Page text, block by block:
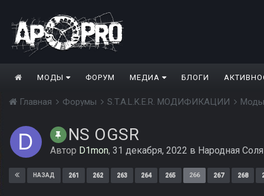
МОДЫ ФОРУМ МЕДИА БЛОГИ
Главная Форумы S.T.A.L.K.E.R. МОДИФИКАЦИИ
NS OGSR
Автор D1mon, 31 декабря, 2022 в Народная
НАЗАД 261 262 263 264 265 266 267 268